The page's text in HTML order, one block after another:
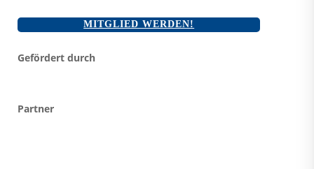
MITGLIED WERDEN!
Gefördert durch
Partner